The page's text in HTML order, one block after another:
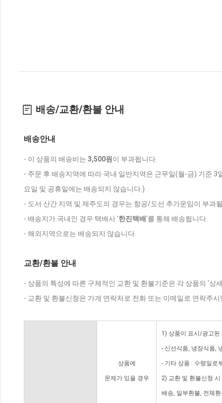
배송/교환/환불 안내
배송안내
- 이 상품의 배송비는 3,500원 이 부과됩니다.
- 주문 후 배송지역에 따라 국내 일반지역은 근무일(월-금) 기준
요일 및 공휴일에는 배송되지 않습니다.)
- 도서 산간 지역 및 제주도의 경우는 항공/도선 추가운임이 부과
- 배송지가 국내인 경우 택배사 '한진택배'를 통해 배송됩니다.
- 해외지역으로는 배송되지 않습니다.
교환/환불 안내
- 상품의 특성에 따른 구체적인 교환 및 환불기준은 각 상품의 '상
- 교환 및 환불신청은 가게 연락처로 전화 또는 이메일로 연락주
상품에
문제가 있을 경우
1) 상품이 표시/광고된
- 신선식품, 냉장식품,
- 기타 상품 : 수령일로
2) 교환 및 환불신청
배송, 일부환불, 전체